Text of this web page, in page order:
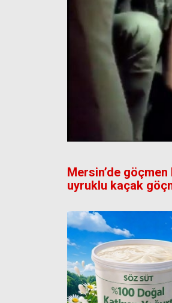
Mersin’de göçmen
uyruklu kaçak